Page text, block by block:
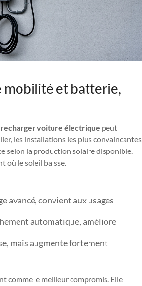
mobilité et batterie,
voiture électrique peut
les installations les plus convaincantes
selon la production solaire disponible.
où le soleil baisse.
avancé, convient aux usages
automatique, améliore
mais augmente fortement
comme le meilleur compromis. Elle